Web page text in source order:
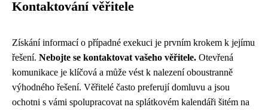
Kontaktování věřitele
Získání informací o případné exekuci je prvním krokem k jejímu
řešení. Nebojte se kontaktovat vašeho věřitele. Otevřená
komunikace je klíčová a může vést k nalezení oboustranně
výhodného řešení. Věřitelé často preferují domluvu a jsou
ochotni s vámi spolupracovat na splátkovém kalendáři šitém na